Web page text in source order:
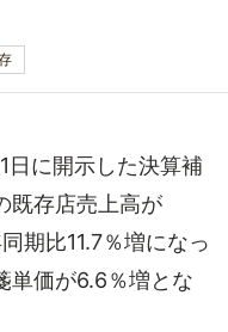
に開示した決算補
既存店売上高が
期比11.7％増になっ
単価が6.6％増とな